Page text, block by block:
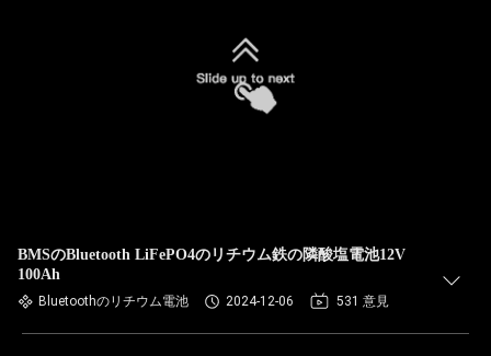
BMSのBluetooth LiFePO4のリチウム鉄の隣酸塩電池12V
100Ah
Bluetoothのリチウム電池 2024-12-06 531 意見